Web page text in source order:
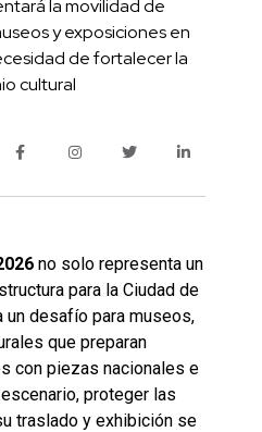
la movilidad de
y exposiciones en
de fortalecer la
cultural
no solo representa un
para la Ciudad de
un desafío para museos,
que preparan
con piezas nacionales e
proteger las
traslado y exhibición se